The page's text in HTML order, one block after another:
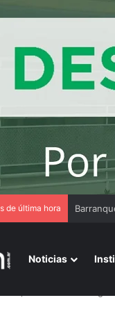
de última hora
Noticias